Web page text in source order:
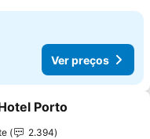
Ver preços
aos favoritos
Porto
2.394